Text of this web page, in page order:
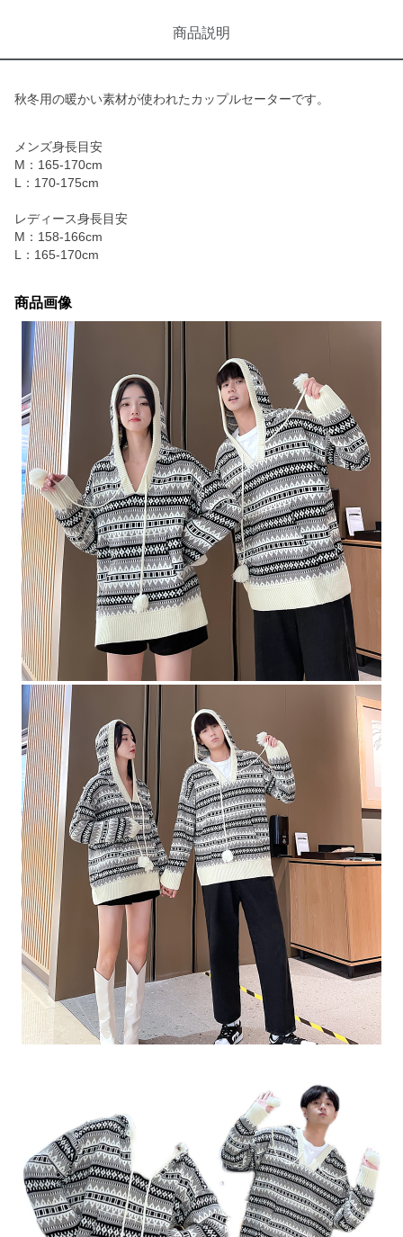
商品説明
秋冬用の暖かい素材が使われたカップルセーターです。
メンズ身長目安
M：165-170cm
L：170-175cm
レディース身長目安
M：158-166cm
L：165-170cm
商品画像